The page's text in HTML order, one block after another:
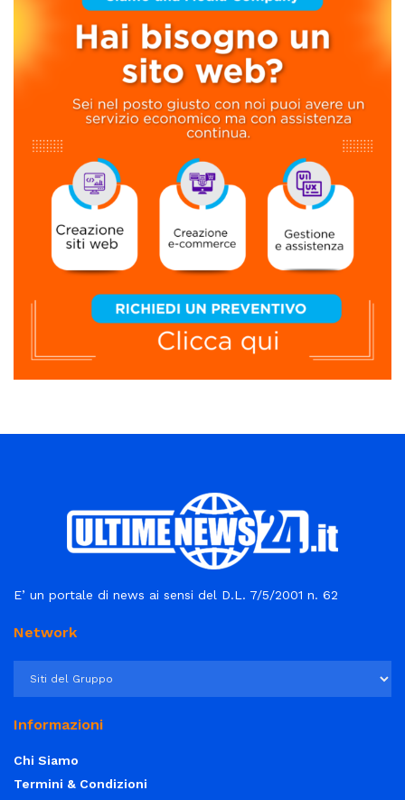
E’ un portale di news ai sensi del D.L. 7/5/2001 n. 62
Network
Informazioni
Chi Siamo
Termini & Condizioni